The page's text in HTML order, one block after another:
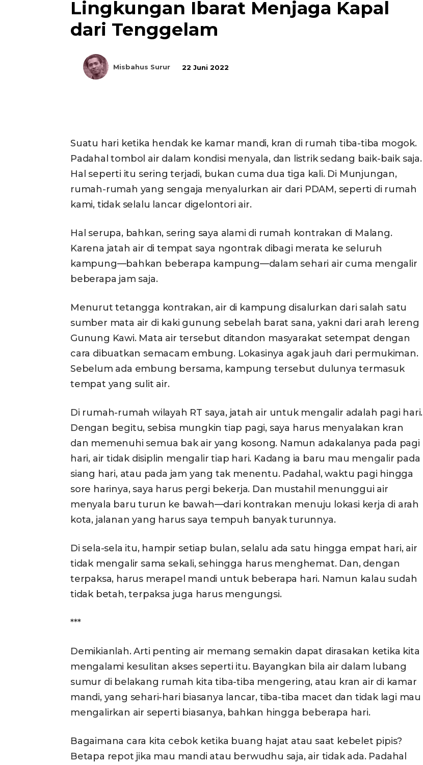
Lingkungan Ibarat Menjaga Kapal
dari Tenggelam
Misbahus Surur 22 Juni 2022
Suatu hari ketika hendak ke kamar mandi, kran di rumah tiba-tiba mogok.
Padahal tombol air dalam kondisi menyala, dan listrik sedang baik-baik saja.
Hal seperti itu sering terjadi, bukan cuma dua tiga kali. Di Munjungan,
rumah-rumah yang sengaja menyalurkan air dari PDAM, seperti di rumah
kami, tidak selalu lancar digelontori air.
Hal serupa, bahkan, sering saya alami di rumah kontrakan di Malang.
Karena jatah air di tempat saya ngontrak dibagi merata ke seluruh
kampung—bahkan beberapa kampung—dalam sehari air cuma mengalir
beberapa jam saja.
Menurut tetangga kontrakan, air di kampung disalurkan dari salah satu
sumber mata air di kaki gunung sebelah barat sana, yakni dari arah lereng
Gunung Kawi. Mata air tersebut ditandon masyarakat setempat dengan
cara dibuatkan semacam embung. Lokasinya agak jauh dari permukiman.
Sebelum ada embung bersama, kampung tersebut dulunya termasuk
tempat yang sulit air.
Di rumah-rumah wilayah RT saya, jatah air untuk mengalir adalah pagi hari.
Dengan begitu, sebisa mungkin tiap pagi, saya harus menyalakan kran
dan memenuhi semua bak air yang kosong. Namun adakalanya pada pagi
hari, air tidak disiplin mengalir tiap hari. Kadang ia baru mau mengalir pada
siang hari, atau pada jam yang tak menentu. Padahal, waktu pagi hingga
sore harinya, saya harus pergi bekerja. Dan mustahil menunggui air
menyala baru turun ke bawah—dari kontrakan menuju lokasi kerja di arah
kota, jalanan yang harus saya tempuh banyak turunnya.
Di sela-sela itu, hampir setiap bulan, selalu ada satu hingga empat hari, air
tidak mengalir sama sekali, sehingga harus menghemat. Dan, dengan
terpaksa, harus merapel mandi untuk beberapa hari. Namun kalau sudah
tidak betah, terpaksa juga harus mengungsi.
***
Demikianlah. Arti penting air memang semakin dapat dirasakan ketika kita
mengalami kesulitan akses seperti itu. Bayangkan bila air dalam lubang
sumur di belakang rumah kita tiba-tiba mengering, atau kran air di kamar
mandi, yang sehari-hari biasanya lancar, tiba-tiba macet dan tidak lagi mau
mengalirkan air seperti biasanya, bahkan hingga beberapa hari.
Bagaimana cara kita cebok ketika buang hajat atau saat kebelet pipis?
Betapa repot jika mau mandi atau berwudhu saja, air tidak ada. Padahal